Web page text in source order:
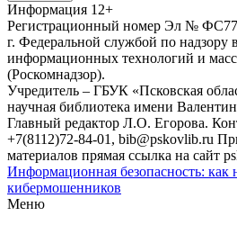
Информация 12+
Регистрационный номер Эл №
г. Федеральной службой по надзору
информационных технологий и
(Роскомнадзор).
Учредитель – ГБУК «Псковская
научная библиотека имени
Главный редактор Л.О. Егорова.
+7(8112)72-84-01, bib@pskovlib.ru
материалов прямая ссылка на сайт
Информационная безопасность: как
кибермошенников
Меню